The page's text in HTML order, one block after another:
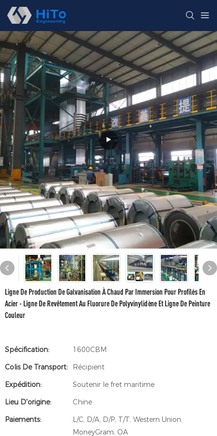
Ligne De Production De Galvanisation À Chaud Par Immersion Pour Profilés En
Acier - Ligne De Revêtement Au Fluorure De Polyvinylidène Et Ligne De Peinture
Couleur
Spécification:
1600CBM
Colis De Transport:
Récipient
Expédition:
Soutenir le fret maritime
Lieu D'origine:
Chine
Paiements:
L/C, D/A, D/P, T/T, Western Union,
MoneyGram, OA